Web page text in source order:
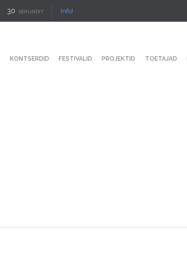
30 SEKUNDIT Info!
KONTSERDID FESTIVALID PROJEKTID TOETAJAD